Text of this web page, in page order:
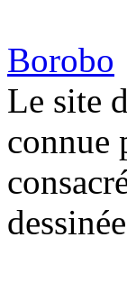
Borobo
Le site
connue